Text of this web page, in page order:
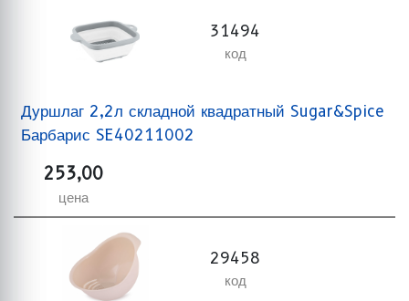
31494
код
Дуршлаг 2,2л складной квадратный Sugar&Spice
Барбарис SE40211002
253,00
цена
29458
код